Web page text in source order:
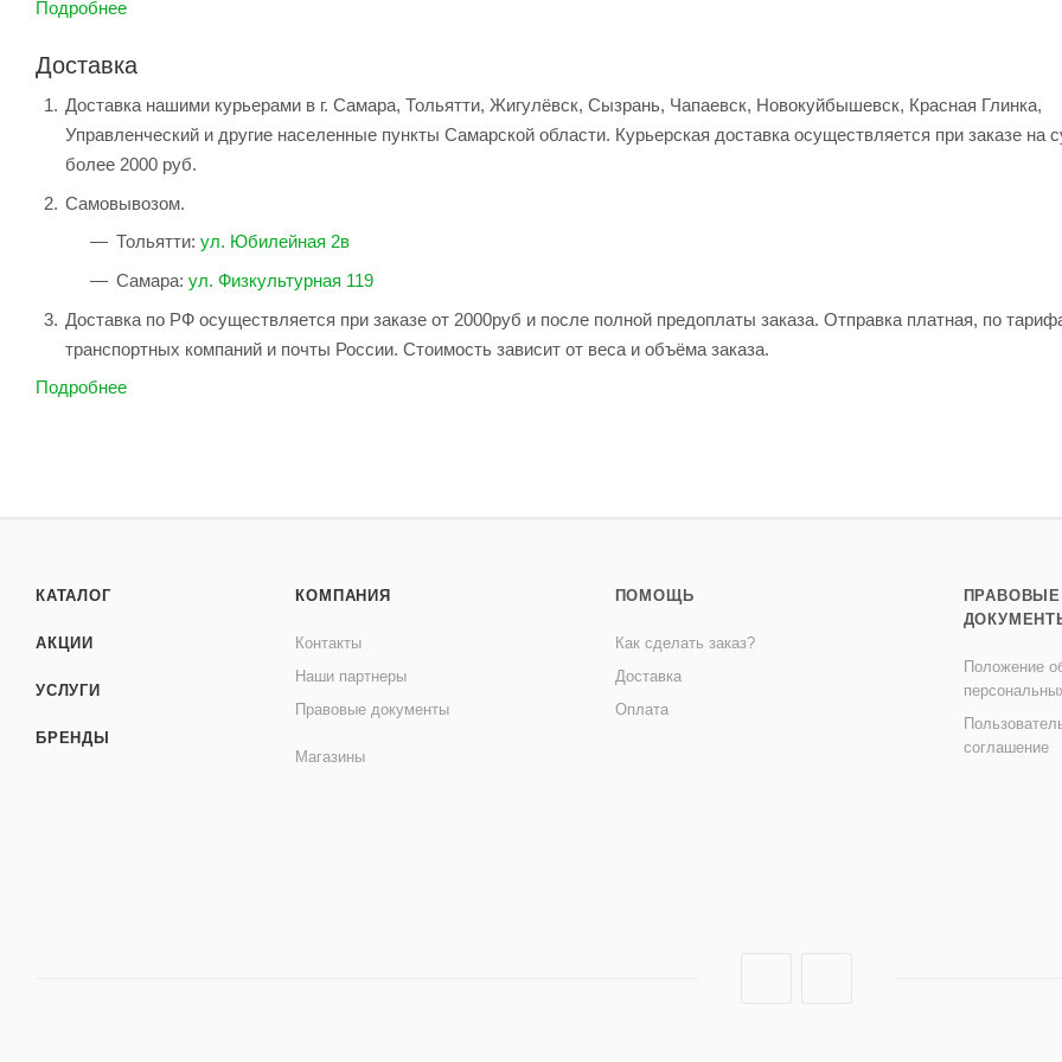
Подробнее
Доставка
Доставка нашими курьерами в г. Самара, Тольятти, Жигулёвск, Сызрань, Чапаевск, Новокуйбышевск, Красная Глинка,
Управленческий и другие населенные пункты Самарской области. Курьерская доставка осуществляется при заказе на
более 2000 руб.
Самовывозом.
Тольятти: ул. Юбилейная 2в
Самара: ул. Физкультурная 119
Доставка по РФ осуществляется при заказе от 2000руб и после полной предоплаты заказа. Отправка платная, по
транспортных компаний и почты России. Стоимость зависит от веса и объёма заказа.
Подробнее
КАТАЛОГ
АКЦИИ
УСЛУГИ
БРЕНДЫ
КОМПАНИЯ
Контакты
Наши партнеры
Правовые документы
Магазины
ПОМОЩЬ
Как сделать заказ?
Доставка
Оплата
ПРАВОВЫЕ
Положение
соглашение